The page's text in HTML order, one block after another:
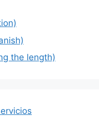
the length)